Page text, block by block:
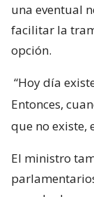
una eventual
facilitar la
opción.
“Hoy día
Entonces,
que no existe,
El ministro